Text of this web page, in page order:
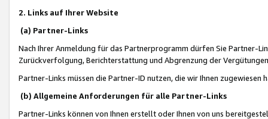
2. Links auf Ihrer Website
(a) Partner-Links
Nach Ihrer Anmeldung für das Partnerprogramm dürfen Sie Partner-
Zurückverfolgung, Berichterstattung und Abgrenzung der
Partner-Links müssen die Partner-ID nutzen, die wir Ihnen zugewiesen
(b) Allgemeine Anforderungen für alle Partner-Links
Partner-Links können von Ihnen erstellt oder Ihnen von uns